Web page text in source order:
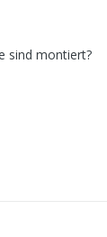
sind montiert?